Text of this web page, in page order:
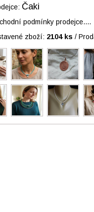
Čaki
podmínky prodejce....
zboží: 2104 ks /